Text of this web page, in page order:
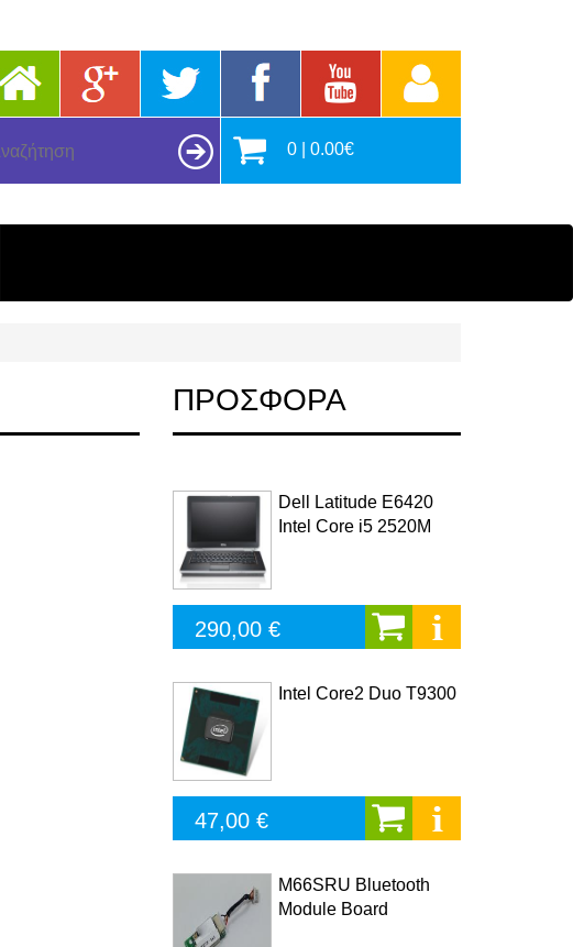
0 | 0.00€
ΠΡΟΣΦΟΡΑ
Dell Latitude E6420
Intel Core i5 2520M
290,00 €
Intel Core2 Duo T9300
47,00 €
M66SRU Bluetooth
Module Board